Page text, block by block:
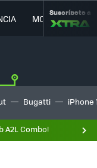
MOVILIDAD
Suscríbete a
Bugatti iPhone
A2L Combo!